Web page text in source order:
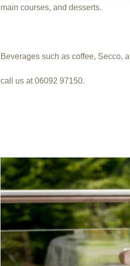
main courses, and desserts.
Beverages such as coffee, Secco,
call us at 06092 97150.